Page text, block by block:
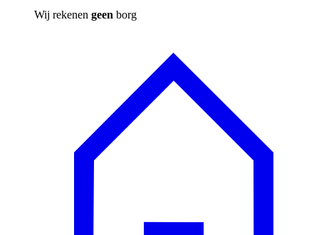
Wij rekenen geen borg